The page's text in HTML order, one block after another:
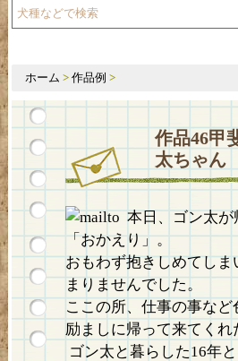
ホーム > 作品例 >
作品46甲
太ちゃん
本日、ゴン太
「おかえり」。
おもわず抱きしめてし
まりませんでした。
ここの所、仕事の事など
励ましに帰って来てくれ
ゴン太と暮らした16年